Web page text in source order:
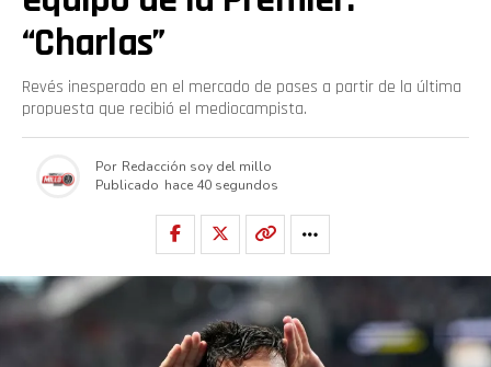
“Charlas”
Revés inesperado en el mercado de pases a partir de la última
propuesta que recibió el mediocampista.
Por Redacción soy del millo
Publicado hace 40 segundos